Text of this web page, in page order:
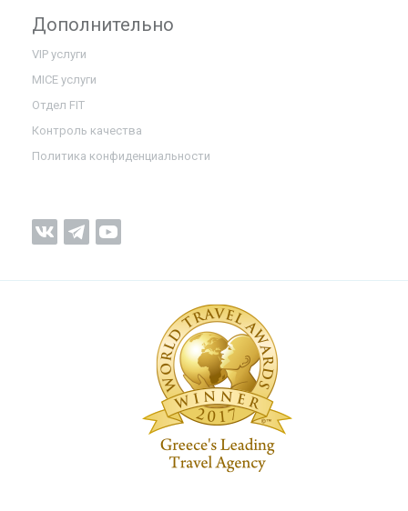
Дополнительно
VIP услуги
MICE услуги
Отдел FIT
Контроль качества
Политика конфиденциальности